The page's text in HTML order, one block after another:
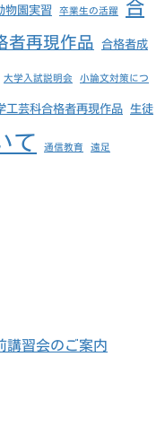
物園実習 卒業生の活躍
合
者再現作品 合格者成
大学入試説明会 小論文対策につ
工芸科合格者再現作品 生徒
て 通信教育 遠足
講習会のご案内